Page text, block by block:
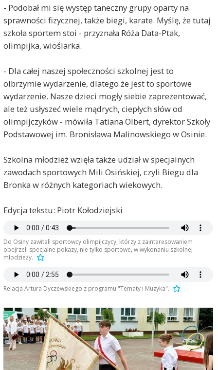
- Podobał mi się występ taneczny grupy oparty na
sprawności fizycznej, także biegi, karate. Myślę, że tutaj
szkoła sportem stoi - przyznała Róża Data-Ptak,
olimpijka, wioślarka.
- Dla całej naszej społeczności szkolnej jest to
olbrzymie wydarzenie, dlatego że jest to sportowe
wydarzenie. Nasze dzieci mogły siebie zaprezentować,
ale też usłyszeć wiele mądrych, ciepłych słów od
olimpijczyków - mówiła Tatiana Olbert, dyrektor Szkoły
Podstawowej im. Bronisława Malinowskiego w Osinie.
Szkolna młodzież wzięła także udział w specjalnych
zawodach sportowych Mili Osińskiej, czyli Biegu dla
Bronka w różnych kategoriach wiekowych.
Edycja tekstu: Piotr Kołodziejski
Do Osiny zawitali sportowcy olimpijczycy, którzy z zainteresowaniem
obejrzeli specjalne pokazy, nie tylko sportowe, w wykonaniu szkolnej
młodzieży.
Relacja Artura Dyczewskiego z programu "Tematy i Muzyka".